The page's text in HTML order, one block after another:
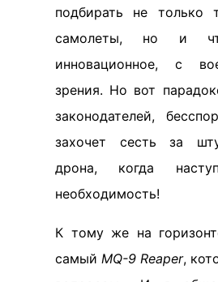
подбирать не только
самолеты, но и
инновационное, с
зрения. Но вот
законодателей,
захочет сесть за
дрона, когда
необходимость!
К тому же на
самый MQ-9 Reaper,